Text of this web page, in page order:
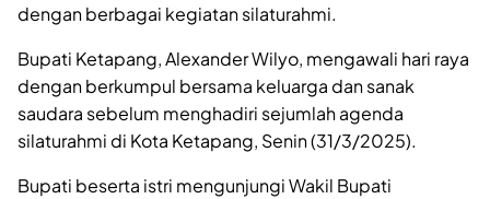
dengan berbagai kegiatan silaturahmi.
Bupati Ketapang, Alexander Wilyo, mengawali hari raya
dengan berkumpul bersama keluarga dan sanak
saudara sebelum menghadiri sejumlah agenda
silaturahmi di Kota Ketapang, Senin (31/3/2025).
Bupati beserta istri mengunjungi Wakil Bupati